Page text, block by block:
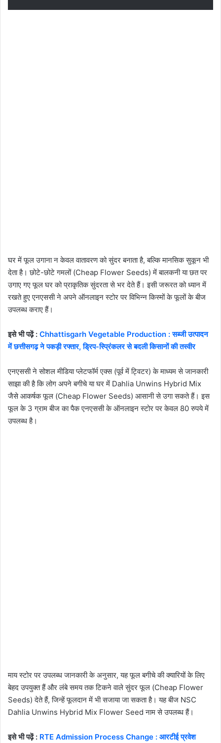
घर में फूल उगाना न केवल वातावरण को सुंदर बनाता है, बल्कि मानसिक सुकून भी
देता है। छोटे-छोटे गमलों (Cheap Flower Seeds) में बालकनी या छत पर
उगाए गए फूल घर को प्राकृतिक सुंदरता से भर देते हैं। इसी जरूरत को ध्यान में
रखते हुए एनएससी ने अपने ऑनलाइन स्टोर पर विभिन्न किस्मों के फूलों के बीज
उपलब्ध कराए हैं।
इसे भी पढ़ें : Chhattisgarh Vegetable Production : सब्जी उत्पादन
में छत्तीसगढ़ ने पकड़ी रफ्तार, ड्रिप-स्प्रिंकलर से बदली किसानों की तस्वीर
एनएससी ने सोशल मीडिया प्लेटफॉर्म एक्स (पूर्व में ट्विटर) के माध्यम से जानकारी
साझा की है कि लोग अपने बगीचे या घर में Dahlia Unwins Hybrid Mix
जैसे आकर्षक फूल (Cheap Flower Seeds) आसानी से उगा सकते हैं। इस
फूल के 3 ग्राम बीज का पैक एनएससी के ऑनलाइन स्टोर पर केवल 80 रुपये में
उपलब्ध है।
माय स्टोर पर उपलब्ध जानकारी के अनुसार, यह फूल बगीचे की क्यारियों के लिए
बेहद उपयुक्त हैं और लंबे समय तक टिकने वाले सुंदर फूल (Cheap Flower
Seeds) देते हैं, जिन्हें फूलदान में भी सजाया जा सकता है। यह बीज NSC
Dahlia Unwins Hybrid Mix Flower Seed नाम से उपलब्ध हैं।
इसे भी पढ़ें : RTE Admission Process Change : आरटीई प्रवेश